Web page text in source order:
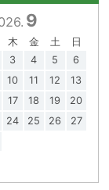
9
木 金 土
日
3 4 5
6
10 11 12
13
17 18 19
20
24 25 26
27